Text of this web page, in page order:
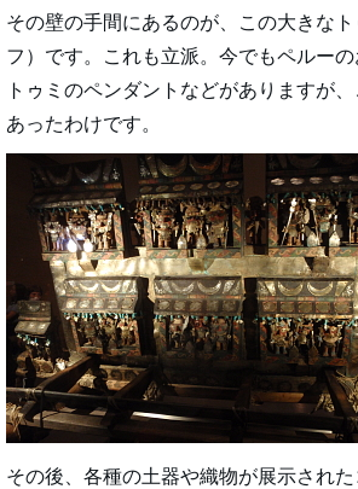
その壁の手間にあるのが、この大きな
フ）です。これも立派。今でもペルーの
トゥミのペンダントなどがありますが
あったわけです。
その後、各種の土器や織物が展示され